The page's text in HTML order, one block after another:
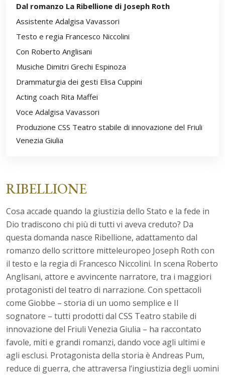
Dal romanzo La Ribellione di Joseph Roth
Assistente Adalgisa Vavassori
Testo e regia Francesco Niccolini
Con Roberto Anglisani
Musiche Dimitri Grechi Espinoza
Drammaturgia dei gesti Elisa Cuppini
Acting coach Rita Maffei
Voce Adalgisa Vavassori
Produzione CSS Teatro stabile di innovazione del Friuli
Venezia Giulia
RIBELLIONE
Cosa accade quando la giustizia dello Stato e la fede in
Dio tradiscono chi più di tutti vi aveva creduto? Da
questa domanda nasce Ribellione, adattamento dal
romanzo dello scrittore mitteleuropeo Joseph Roth con
il testo e la regia di Francesco Niccolini. In scena Roberto
Anglisani, attore e avvincente narratore, tra i maggiori
protagonisti del teatro di narrazione. Con spettacoli
come Giobbe – storia di un uomo semplice e Il
sognatore – tutti prodotti dal CSS Teatro stabile di
innovazione del Friuli Venezia Giulia – ha raccontato
favole, miti e grandi romanzi, dando voce agli ultimi e
agli esclusi. Protagonista della storia è Andreas Pum,
reduce di guerra, che attraversa l’ingiustizia degli uomini